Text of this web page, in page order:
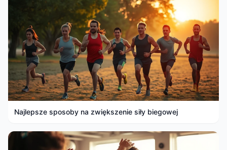
Najlepsze sposoby na zwiększenie siły biegowej